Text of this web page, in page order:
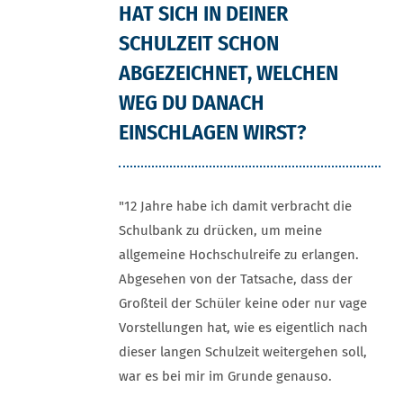
HAT SICH IN DEINER
SCHULZEIT SCHON
ABGEZEICHNET, WELCHEN
WEG DU DANACH
EINSCHLAGEN WIRST?
"12 Jahre habe ich damit verbracht die
Schulbank zu drücken, um meine
allgemeine Hochschulreife zu erlangen.
Abgesehen von der Tatsache, dass der
Großteil der Schüler keine oder nur vage
Vorstellungen hat, wie es eigentlich nach
dieser langen Schulzeit weitergehen soll,
war es bei mir im Grunde genauso.